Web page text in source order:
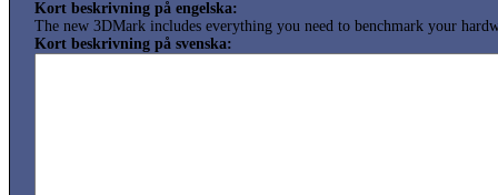
Kort beskrivning på engelska:
The new 3DMark includes everything you need to benchmark your
Kort beskrivning på svenska: